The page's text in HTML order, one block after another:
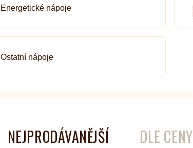
Láhve
Energetické nápoje
Ostatní nápoje
NEJPRODÁVANĚJŠÍ DLE CENY